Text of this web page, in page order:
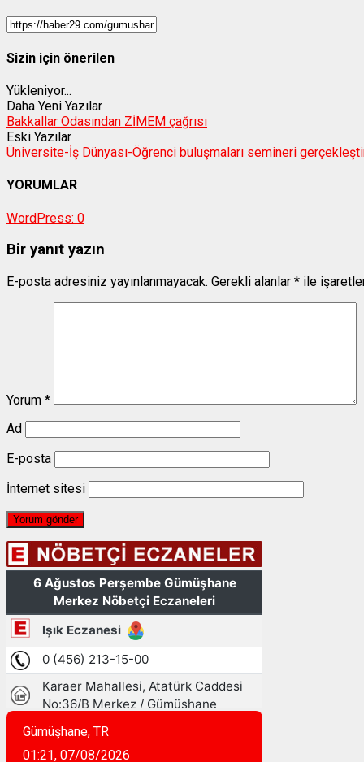
Sizin için önerilen
Yükleniyor...
Daha Yeni Yazılar
Bakkallar Odasından ZİMEM çağrısı
Eski Yazılar
Üniversite-İş Dünyası-Öğrenci buluşmaları semineri
YORUMLAR
WordPress: 0
Bir yanıt yazın
E-posta adresiniz yayınlanmayacak. Gerekli alanlar * ile
Yorum *
Ad
E-posta
İnternet sitesi
Gümüşhane, TR
01:21, 07/08/2026